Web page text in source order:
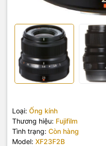
Loại: Ống kính
Thương hiệu: Fujifilm
Tình trạng: Còn hàng
Model: XF23F2B